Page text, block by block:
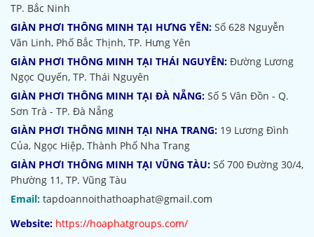
TP. Bắc Ninh
GIÀN PHƠI THÔNG MINH TẠI HƯNG YÊN: Số 628 Nguyễn
Văn Linh, Phố Bắc Thịnh, TP. Hưng Yên
GIÀN PHƠI THÔNG MINH TẠI THÁI NGUYÊN: Đường Lương
Ngọc Quyến, TP. Thái Nguyên
GIÀN PHƠI THÔNG MINH TẠI ĐÀ NẴNG: Số 5 Vân Đồn - Q.
Sơn Trà - TP. Đà Nẵng
GIÀN PHƠI THÔNG MINH TẠI NHA TRANG: 19 Lương Đình
Của, Ngọc Hiệp, Thành Phố Nha Trang
GIÀN PHƠI THÔNG MINH TẠI VŨNG TÀU: Số 700 Đường 30/4,
Phường 11, TP. Vũng Tàu
Email: tapdoannoithathoaphat@gmail.com
Website: https://hoaphatgroups.com/